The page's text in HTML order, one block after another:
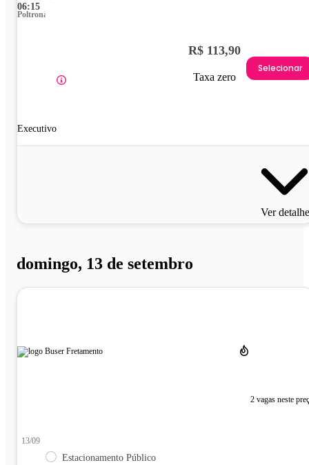
06:15
Poltrona
Executivo
R$ 113,90
Taxa zero
Selecionar
Ver
domingo, 13 de setembro
2 vagas neste
13/09
Estacionamento Público